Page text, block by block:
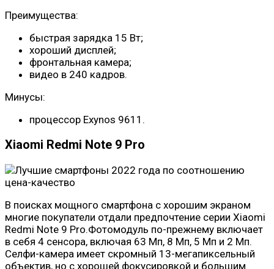
Преимущества:
быстрая зарядка 15 Вт;
хороший дисплей;
фронтальная камера;
видео в 240 кадров.
Минусы:
процессор Exynos 9611.
Xiaomi Redmi Note 9 Pro
В поисках мощного смартфона с хорошим экраном
многие покупатели отдали предпочтение серии Xiaomi
Redmi Note 9 Pro.Фотомодуль по-прежнему включает
в себя 4 сенсора, включая 63 Мп, 8 Мп, 5 Мп и 2 Мп.
Селфи-камера имеет скромный 13-мегапиксельный
объектив, но с хорошей фокусировкой и большим